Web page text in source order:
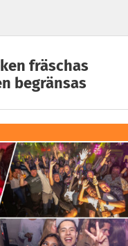
fräschas
begränsas